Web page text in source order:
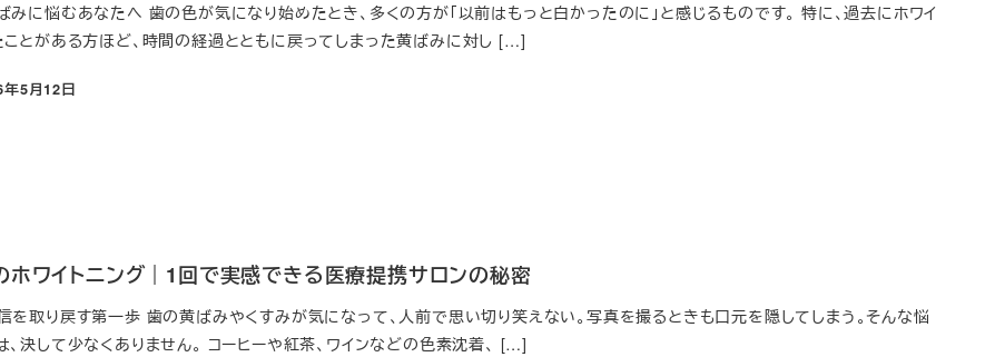
に悩むあなたへ 歯の色が気になり始めたとき、多くの方が「以前はもっと白かったのに」と感じるものです。 特に、過去にホワイ
ことがある方ほど、時間の経過とともに戻ってしまった黄ばみに対し […]
5月12日
ワイトニング｜1回で実感できる医療提携サロンの秘密
を取り戻す第一歩 歯の黄ばみやくすみが気になって、人前で思い切り笑えない。写真を撮るときも口元を隠してしまう。そんな悩
決して少なくありません。 コーヒーや紅茶、ワインなどの色素沈着、 […]